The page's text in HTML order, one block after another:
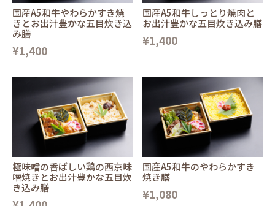
国産A5和牛やわらかすき焼
きとお出汁豊かな五目炊き込
み膳
¥1,400
国産A5和牛しっとり焼肉と
お出汁豊かな五目炊き込み膳
¥1,400
極味噌の香ばしい鶏の西京味
噌焼きとお出汁豊かな五目炊
き込み膳
国産A5和牛のやわらかすき
焼き膳
¥1,080